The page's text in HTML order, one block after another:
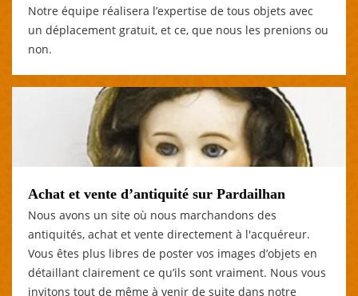
Notre équipe réalisera l’expertise de tous objets avec
un déplacement gratuit, et ce, que nous les prenions ou
non.
Achat et vente d’antiquité sur Pardailhan
Nous avons un site où nous marchandons des
antiquités, achat et vente directement à l'acquéreur.
Vous êtes plus libres de poster vos images d’objets en
détaillant clairement ce qu’ils sont vraiment. Nous vous
invitons tout de même à venir de suite dans notre